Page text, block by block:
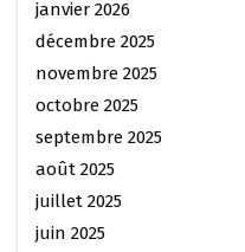
janvier 2026
décembre 2025
novembre 2025
octobre 2025
septembre 2025
août 2025
juillet 2025
juin 2025